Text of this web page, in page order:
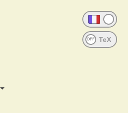
OFF